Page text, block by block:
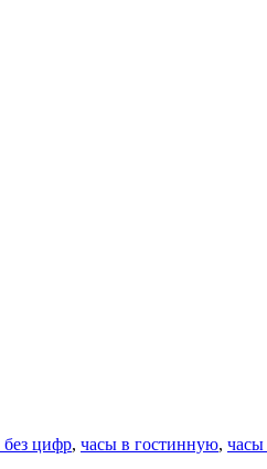
без цифр, часы в гостинную, часы